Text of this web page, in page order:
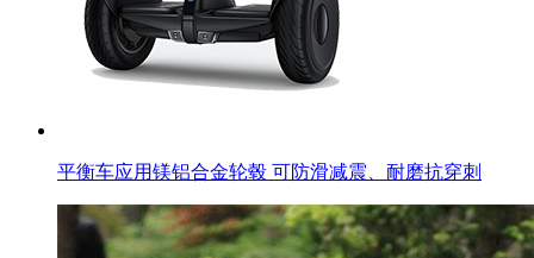
平衡车应用镁铝合金轮毂 可防滑减震、耐磨抗穿刺